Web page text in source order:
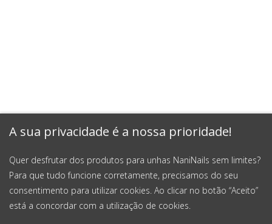
A sua privacidade é a nossa prioridade!
Quer desfrutar dos produtos para unhas NaniNails sem limites?
Para que tudo funcione corretamente, precisamos do seu
consentimento para utilizar cookies. Ao clicar no botão “Aceito”
está a concordar com a utilização de cookies.